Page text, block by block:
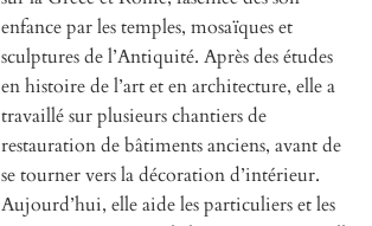
enfance par les temples, mosaïques et
sculptures de l’Antiquité. Après des études
en histoire de l’art et en architecture, elle a
travaillé sur plusieurs chantiers de
restauration de bâtiments anciens, avant de
se tourner vers la décoration d’intérieur.
Aujourd’hui, elle aide les particuliers et les